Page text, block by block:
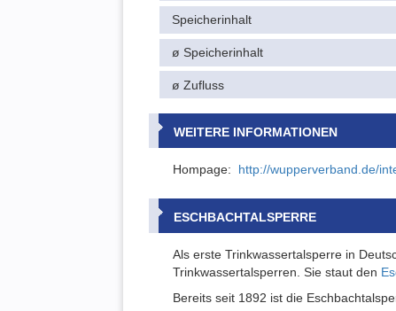
Speicherinhalt
ø Speicherinhalt
ø Zufluss
WEITERE INFORMATIONEN
Hompage: http://wupperverband.de/
ESCHBACHTALSPERRE
Als erste Trinkwassertalsperre in
Trinkwassertalsperren. Sie staut den
Bereits seit 1892 ist die